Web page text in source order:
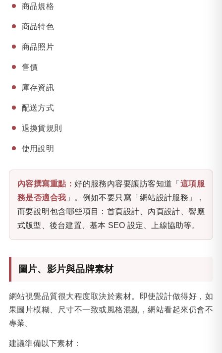
商品規格
商品特色
商品照片
售價
庫存資訊
配送方式
退換貨規則
使用說明
內容撰寫重點：好的服務內容要讓訪客知道「 這項服
務是否適合我 」。例如不要只寫「網站設計服務」，
而要說明包含哪些項目：首頁設計、內頁設計、響應
式版型、後台建置、基本 SEO 設定、上線協助等。
圖片、影片與品牌素材
網站視覺品質很大程度取決於素材。即使設計做得好，如
果圖片模糊、尺寸不一致或風格混亂，網站看起來仍會不
專業。
建議準備以下素材：